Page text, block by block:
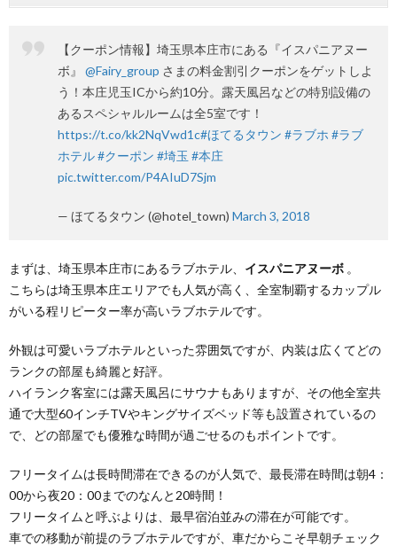
【クーポン情報】埼玉県本庄市にある『イスパニアヌー
ボ』 @Fairy_group さまの料金割引クーポンをゲットしよ
う！本庄児玉ICから約10分。露天風呂などの特別設備の
あるスペシャルルームは全5室です！
https://t.co/kk2NqVwd1c#ほてるタウン #ラブホ #ラブ
ホテル#クーポン #埼玉 #本庄
pic.twitter.com/P4AIuD7Sjm
— ほてるタウン (@hotel_town) March 3, 2018
まずは、埼玉県本庄市にあるラブホテル、 イスパニアヌーボ 。
こちらは埼玉県本庄エリアでも人気が高く、全室制覇するカップル
がいる程リピーター率が高いラブホテルです。
外観は可愛いラブホテルといった雰囲気ですが、内装は広くてどの
ランクの部屋も綺麗と好評。
ハイランク客室には露天風呂にサウナもありますが、その他全室共
通で大型60インチTVやキングサイズベッド等も設置されているの
で、どの部屋でも優雅な時間が過ごせるのもポイントです。
フリータイムは長時間滞在できるのが人気で、最長滞在時間は朝4：
00から夜20：00までのなんと20時間！
フリータイムと呼ぶよりは、最早宿泊並みの滞在が可能です。
車での移動が前提のラブホテルですが、車だからこそ早朝チェック